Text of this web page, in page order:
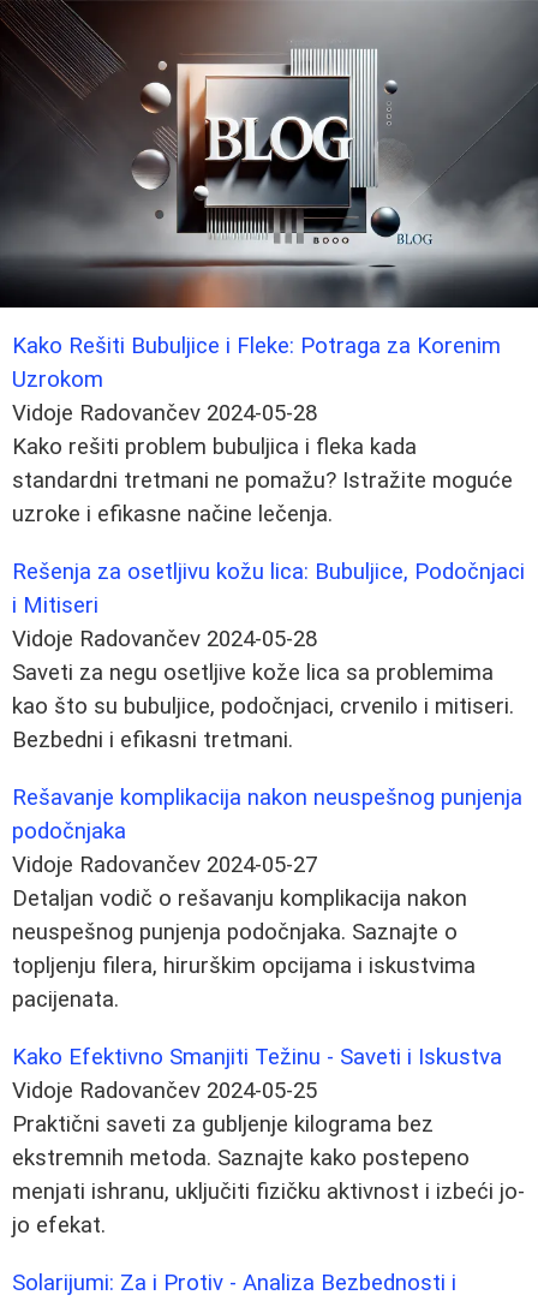
Kako Rešiti Bubuljice i Fleke: Potraga za Korenim
Uzrokom
Vidoje Radovančev 2024-05-28
Kako rešiti problem bubuljica i fleka kada
standardni tretmani ne pomažu? Istražite moguće
uzroke i efikasne načine lečenja.
Rešenja za osetljivu kožu lica: Bubuljice, Podočnjaci
i Mitiseri
Vidoje Radovančev 2024-05-28
Saveti za negu osetljive kože lica sa problemima
kao što su bubuljice, podočnjaci, crvenilo i mitiseri.
Bezbedni i efikasni tretmani.
Rešavanje komplikacija nakon neuspešnog punjenja
podočnjaka
Vidoje Radovančev 2024-05-27
Detaljan vodič o rešavanju komplikacija nakon
neuspešnog punjenja podočnjaka. Saznajte o
topljenju filera, hirurškim opcijama i iskustvima
pacijenata.
Kako Efektivno Smanjiti Težinu - Saveti i Iskustva
Vidoje Radovančev 2024-05-25
Praktični saveti za gubljenje kilograma bez
ekstremnih metoda. Saznajte kako postepeno
menjati ishranu, uključiti fizičku aktivnost i izbeći jo-
jo efekat.
Solarijumi: Za i Protiv - Analiza Bezbednosti i